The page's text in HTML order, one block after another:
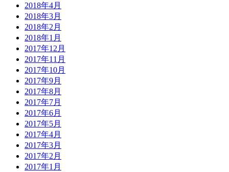
2018年4月
2018年3月
2018年2月
2018年1月
2017年12月
2017年11月
2017年10月
2017年9月
2017年8月
2017年7月
2017年6月
2017年5月
2017年4月
2017年3月
2017年2月
2017年1月